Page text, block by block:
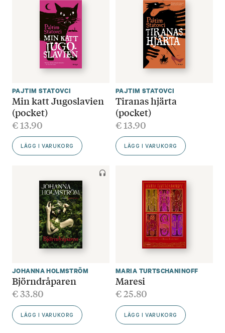
PAJTIM STATOVCI
Min katt Jugoslavien
(pocket)
€13.90
LÄGG I VARUKORG
PAJTIM STATOVCI
Tiranas hjärta
(pocket)
€13.90
LÄGG I VARUKORG
JOHANNA HOLMSTRÖM
Björndråparen
€33.80
LÄGG I VARUKORG
MARIA TURTSCHANINOFF
Maresi
€25.80
LÄGG I VARUKORG